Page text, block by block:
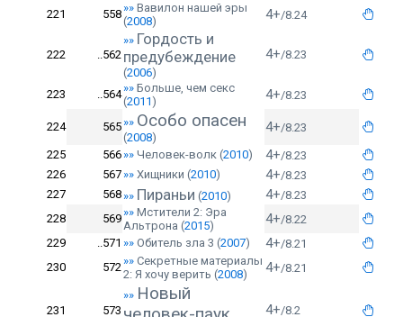
221
558»» Вавилон нашей эры
(2008) 4+/8.24
222 ..562
»» Гордость и
предубеждение
(2006)
4+/8.23
223 ..564»» Больше, чем секс
(2011) 4+/8.23
224 565»» Особо опасен
(2008)
4+/8.23
225
566»» Человек-волк (2010) 4+/8.23
226
567»» Хищники (2010) 4+/8.23
227
568»» Пираньи (2010) 4+/8.23
228
569»» Мстители 2: Эра
Альтрона (2015) 4+/8.22
229
..571 »» Обитель зла 3 (2007) 4+/8.21
230
572»» Секретные материалы
2: Я хочу верить (2008) 4+/8.21
231 573
»» Новый
4+/8.2